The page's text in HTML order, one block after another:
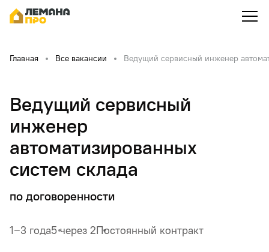
Главная Все вакансии Ведущий сервисный инженер
Ведущий сервисный
инженер
автоматизированных
систем склада
по договоренности
1‒3 года5 через 2Постоянный контракт